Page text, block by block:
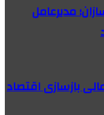
مدیرعامل
بازسازی اقتصاد